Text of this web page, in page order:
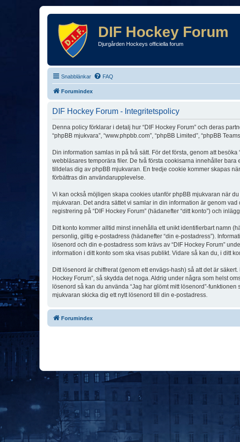
DIF Hockey Forum
Djurgården Hockeys officiella forum
Snabblänkar FAQ
Forumindex
DIF Hockey Forum - Integritetspolicy
Denna policy förklarar i detalj hur “DIF Hockey Forum” och deras
“phpBB mjukvara”, “www.phpbb.com”, “phpBB Limited”, “phpBB
Din information samlas in på två sätt. För det första, genom att
webbläsares temporära filer. De två första cookisarna innehåller
tilldelas dig av phpBB mjukvaran. En tredje cookie kommer skapas
förbättras din användarupplevelse.
Vi kan också möjligen skapa cookies utanför phpBB mjukvaran när
mjukvaran. Det andra sättet vi samlar in din information är genom
registrering på “DIF Hockey Forum” (hädanefter “ditt konto”) och
Ditt konto kommer alltid minst innehålla ett unikt identifierbart namn
personlig, giltig e-postadress (hädanefter “din e-postadress”).
lösenord och din e-postadress som krävs av “DIF Hockey Forum”
information i ditt konto som ska visas publikt. Vidare så kan du, i ditt
Ditt lösenord är chiffrerat (genom ett envägs-hash) så att det är
Hockey Forum”, så skydda det noga. Aldrig under några som helst
lösenord så kan du använda “Jag har glömt mitt lösenord”-
mjukvaran skicka dig ett nytt lösenord till din e-postadress.
Forumindex